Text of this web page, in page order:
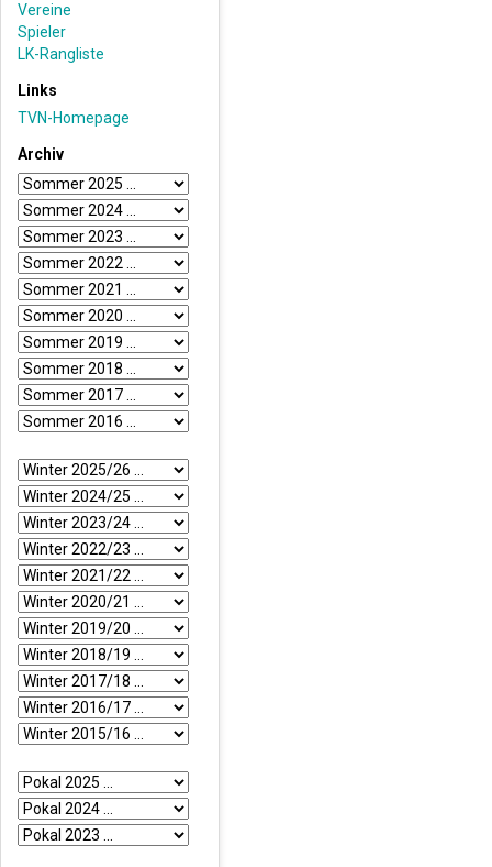
Vereine
Spieler
LK-Rangliste
Links
TVN-Homepage
Archiv